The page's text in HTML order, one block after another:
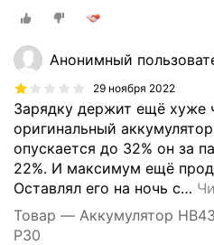
Анонимный
29 ноября 2022
Зарядку держит ещё хуже
оригинальный
опускается до 32% он за
22%. И максимум ещё
Оставлял его на ночь с…
Товар — Аккумулятор
P30